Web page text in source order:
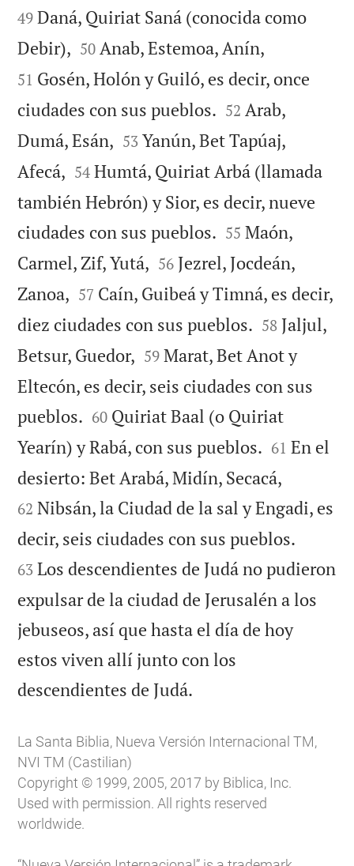
49 Daná, Quiriat Saná (conocida como
Debir), 

50 Anab, Estemoa, Anín,
51 Gosén, Holón y Guiló, es decir, once
ciudades con sus pueblos. 

52 Arab,
Dumá, Esán, 

53 Yanún, Bet Tapúaj,
Afecá, 

54 Humtá, Quiriat Arbá (llamada
también Hebrón) y Sior, es decir, nueve
ciudades con sus pueblos. 

55 Maón,
Carmel, Zif, Yutá, 

56 Jezrel, Jocdeán,
Zanoa, 

57 Caín, Guibeá y Timná, es decir,
diez ciudades con sus pueblos. 

58 Jaljul,
Betsur, Guedor, 

59 Marat, Bet Anot y
Eltecón, es decir, seis ciudades con sus
pueblos. 

60 Quiriat Baal (o Quiriat
Yearín) y Rabá, con sus pueblos. 

61 En el
desierto: Bet Arabá, Midín, Secacá,
62 Nibsán, la Ciudad de la sal y Engadi, es
decir, seis ciudades con sus pueblos.
63 Los descendientes de Judá no pudieron
expulsar de la ciudad de Jerusalén a los
jebuseos, así que hasta el día de hoy
estos viven allí junto con los
descendientes de Judá.
La Santa Biblia, Nueva Versión Internacional TM,
NVI TM (Castilian)
Copyright © 1999, 2005, 2017 by Biblica, Inc.
Used with permission. All rights reserved
worldwide.